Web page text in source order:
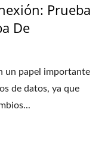
Prueba
De
un papel importante
de datos, ya que